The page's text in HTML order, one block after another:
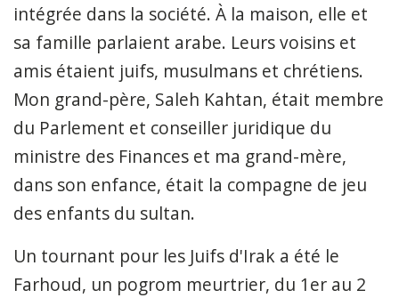
intégrée dans la société. À la maison, elle et
sa famille parlaient arabe. Leurs voisins et
amis étaient juifs, musulmans et chrétiens.
Mon grand-père, Saleh Kahtan, était membre
du Parlement et conseiller juridique du
ministre des Finances et ma grand-mère,
dans son enfance, était la compagne de jeu
des enfants du sultan.
Un tournant pour les Juifs d'Irak a été le
Farhoud, un pogrom meurtrier, du 1er au 2